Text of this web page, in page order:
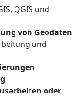
QGIS und
von Geodaten
und
oder